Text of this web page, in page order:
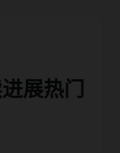
展热门